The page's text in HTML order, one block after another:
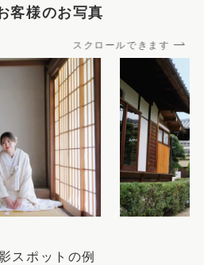
客様のお写真
スクロールできます
スポットの例